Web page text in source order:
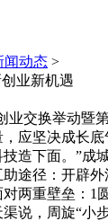
闻动态 >
业新机遇
业交换举动
，应坚决成长
造下面。”成
助途径：开
两重壁垒：
说，周旋“